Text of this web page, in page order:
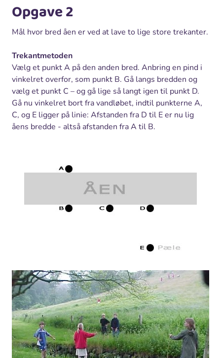
Opgave 2
Mål hvor bred åen er ved at lave to lige store trekanter.
Trekantmetoden
Vælg et punkt A på den anden bred. Anbring en pind i
vinkelret overfor, som punkt B. Gå langs bredden og
vælg et punkt C – og gå lige så langt igen til punkt D.
Gå nu vinkelret bort fra vandløbet, indtil punkterne A,
C, og E ligger på linie: Afstanden fra D til E er nu lig
åens bredde - altså afstanden fra A til B.